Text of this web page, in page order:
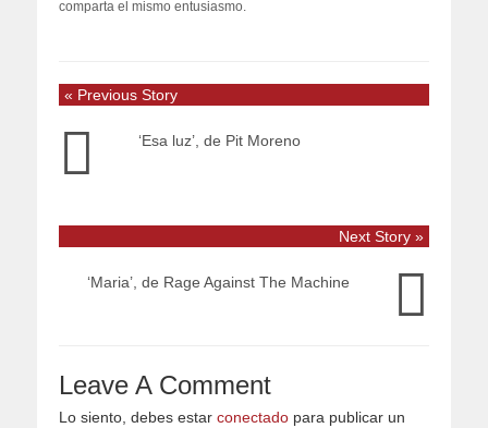
comparta el mismo entusiasmo.
« Previous Story
‘Esa luz’, de Pit Moreno
Next Story »
‘Maria’, de Rage Against The Machine
Leave A Comment
Lo siento, debes estar conectado para publicar un